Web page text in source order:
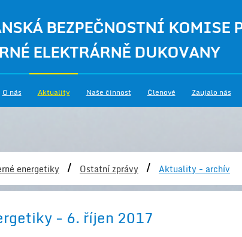
BEZPEČNOSTNÍ KOMISE
ELEKTRÁRNĚ DUKOVANY
O nás Aktuality Naše činnost Členové Zaujalo nás
energetiky / Ostatní zprávy / Aktuality - archív
- 6. říjen 2017